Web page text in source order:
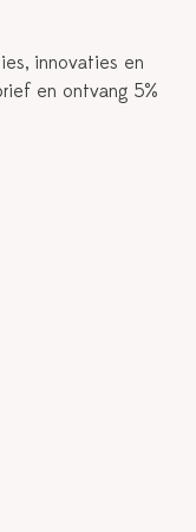
innovaties en
en ontvang 5%